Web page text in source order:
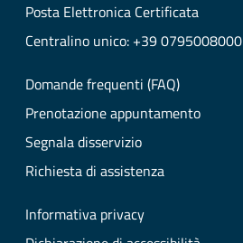
Posta Elettronica Certificata
Centralino unico: +39 0795008000
Domande frequenti (FAQ)
Prenotazione appuntamento
Segnala disservizio
Richiesta di assistenza
Informativa privacy